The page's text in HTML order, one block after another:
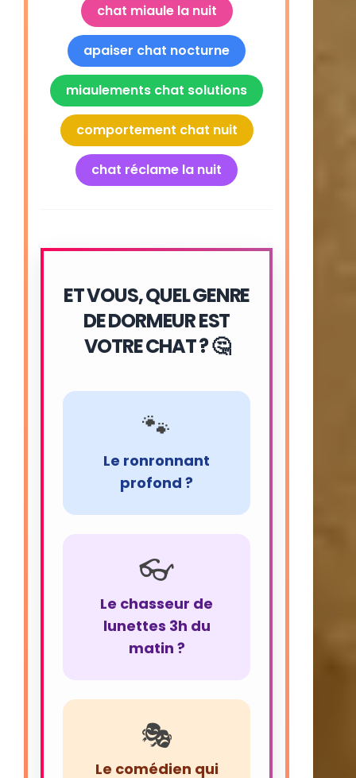
chat miaule la nuit
apaiser chat nocturne
miaulements chat solutions
comportement chat nuit
chat réclame la nuit
ET VOUS, QUEL GENRE
DE DORMEUR EST
VOTRE CHAT ? 🤔
🐾
Le ronronnant
profond ?
👓
Le chasseur de
lunettes 3h du
matin ?
🎭
Le comédien qui